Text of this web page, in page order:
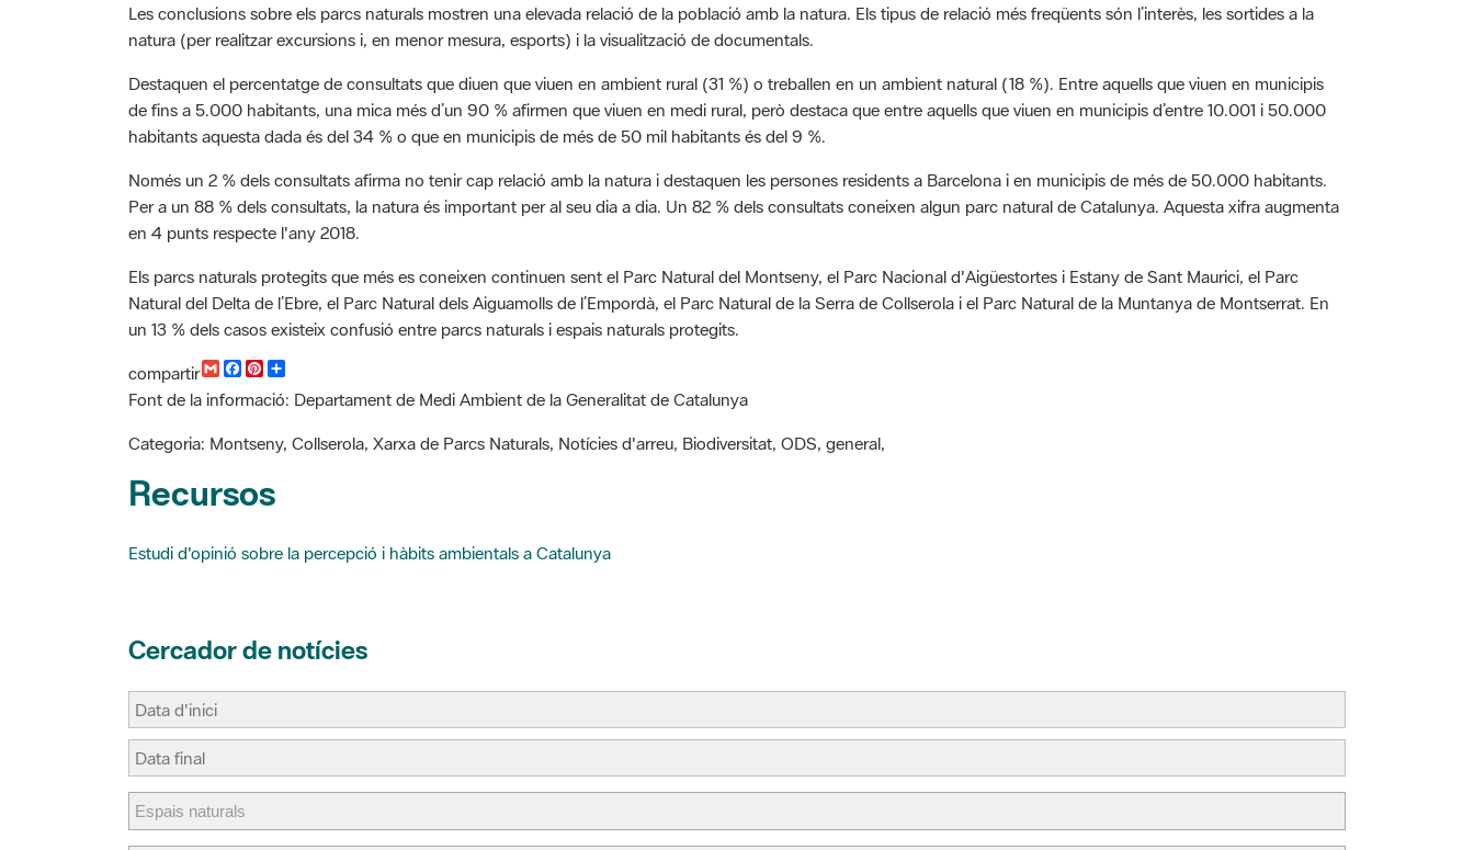
Les conclusions sobre els parcs naturals mostren una elevada relació de la població amb la natura. Els tipus de relació més freqüents són l’interès, les sortides a la
natura (per realitzar excursions i, en menor mesura, esports) i la visualització de documentals.
Destaquen el percentatge de consultats que diuen que viuen en ambient rural (31 %) o treballen en un ambient natural (18 %). Entre aquells que viuen en municipis
de fins a 5.000 habitants, una mica més d’un 90 % afirmen que viuen en medi rural, però destaca que entre aquells que viuen en municipis d’entre 10.001 i 50.000
habitants aquesta dada és del 34 % o que en municipis de més de 50 mil habitants és del 9 %.
Només un 2 % dels consultats afirma no tenir cap relació amb la natura i destaquen les persones residents a Barcelona i en municipis de més de 50.000 habitants.
Per a un 88 % dels consultats, la natura és important per al seu dia a dia. Un 82 % dels consultats coneixen algun parc natural de Catalunya. Aquesta xifra augmenta
en 4 punts respecte l'any 2018.
Els parcs naturals protegits que més es coneixen continuen sent el Parc Natural del Montseny, el Parc Nacional d'Aigüestortes i Estany de Sant Maurici, el Parc
Natural del Delta de l’Ebre, el Parc Natural dels Aiguamolls de l’Empordà, el Parc Natural de la Serra de Collserola i el Parc Natural de la Muntanya de Montserrat. En
un 13 % dels casos existeix confusió entre parcs naturals i espais naturals protegits.
compartir
G
a
l
F
c
b
o
k
P
n
e
r
s
t
m
a
r
Font de la informació: Departament de Medi Ambient de la Generalitat de Catalunya
Categoria: Montseny, Collserola, Xarxa de Parcs Naturals, Notícies d'arreu, Biodiversitat, ODS, general,
Recursos
Estudi d'opinió sobre la percepció i hàbits ambientals a Catalunya
Cercador de notícies